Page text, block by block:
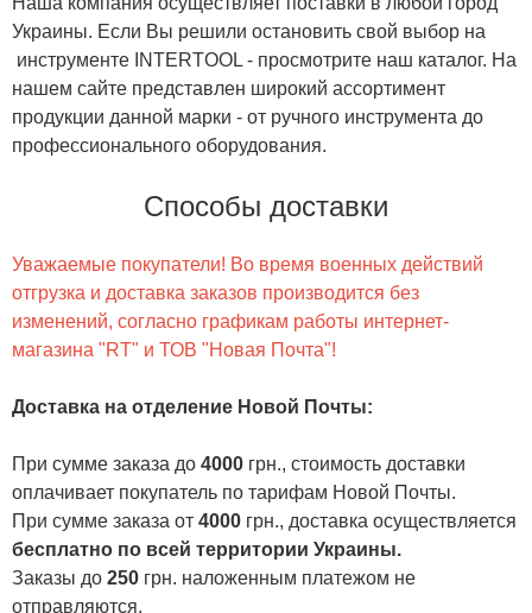
Украины. Если Вы решили остановить свой выбор на
инструменте INTERTOOL - просмотрите наш каталог. На
нашем сайте представлен широкий ассортимент
продукции данной марки - от ручного инструмента до
профессионального оборудования.
Способы доставки
Уважаемые покупатели! Во время военных действий
отгрузка и доставка заказов производится без
изменений, согласно графикам работы интернет-
магазина "RT" и ТОВ "Новая Почта"!
Доставка на отделение Новой Почты:
При сумме заказа до 4000 грн., стоимость доставки
оплачивает покупатель по тарифам Новой Почты.
При сумме заказа от 4000 грн., доставка осуществляется
бесплатно по всей территории Украины.
Заказы до 250 грн. наложенным платежом не
отправляются.